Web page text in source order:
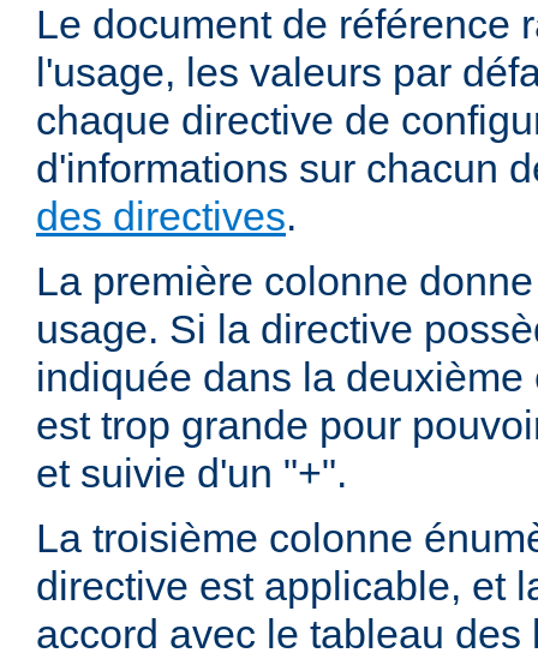
Le document de référence
l'usage, les valeurs par
chaque directive de
d'informations sur chacun
des directives.
La première colonne
usage. Si la directive
indiquée dans la
est trop grande pour
et suivie d'un "+".
La troisième colonne
directive est applicable, et
accord avec le tableau